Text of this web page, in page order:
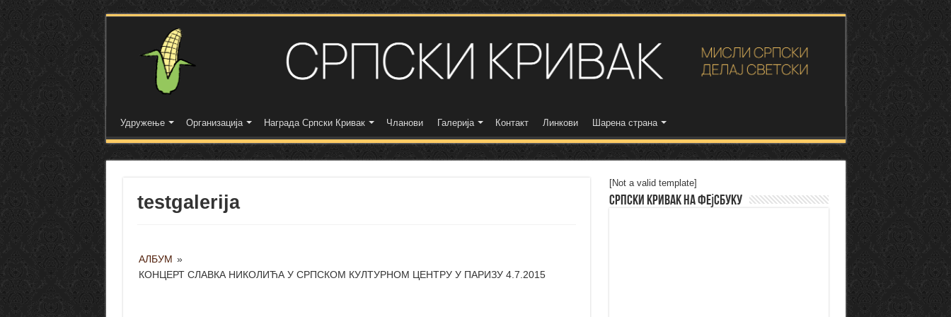
Удружење Организација Награда Српски Кривак Чланови Галерија Контакт Линкови Шарена страна
testgalerija
АЛБУМ »
КОНЦЕРТ СЛАВКА НИКОЛИЋА У СРПСКОМ КУЛТУРНОМ ЦЕНТРУ У ПАРИЗУ 4.7.2015
[Not a valid template]
Српски Кривак на Фејсбуку